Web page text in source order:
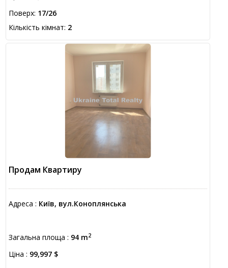
Поверх: 17/26
Кількість кімнат: 2
Продам Квартиру
Адреса : Київ, вул.Коноплянська
Загальна площа : 94 m2
Ціна : 99,997 $